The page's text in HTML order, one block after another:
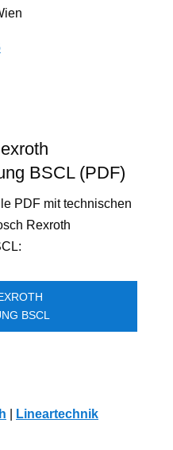
BSCL (PDF)
PDF mit technischen
Rexroth
BSCL
Lineartechnik